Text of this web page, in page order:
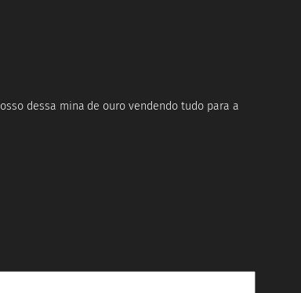
dessa mina de ouro vendendo tudo para a